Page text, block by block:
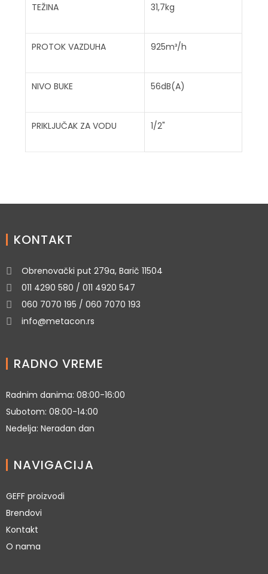
TEŽINA 31,7kg
PROTOK VAZDUHA 925m³/h
NIVO BUKE 56dB(A)
PRIKLJUČAK ZA VODU 1/2"
KONTAKT
Obrenovački put 279a, Barič 11504
011 4290 580 / 011 4920 547
060 7070 195 / 060 7070 193
info@metacon.rs
RADNO VREME
Radnim danima: 08:00-16:00
Subotom: 08:00-14:00
Nedelja: Neradan dan
NAVIGACIJA
GEFF proizvodi
Brendovi
Kontakt
O nama